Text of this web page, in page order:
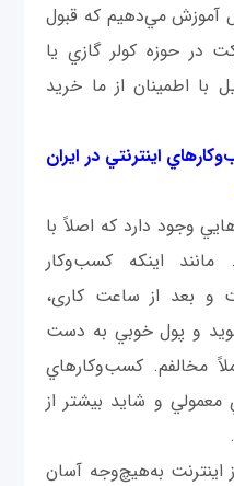
آموزش مي‌دهيم كه قبول
حوزه كولر گازي يا
با اطمينان از ما خريد
اينترنتي در ايران
وجود دارد كه اصلاً با
مانند اينكه كسب‌وكار
و بعد از ساعت كاری،
و پول خوبي به دست
مخالفم. كسب‌وكارهاي
معمولي و شايد بيشتر از
اينترنت به‌هيچ‌وجه آسان